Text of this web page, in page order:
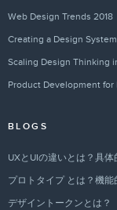
Web Design Trends 2018
Creating a Design
Scaling Design Thinking
Product Development for
BLOGS
UXとUIの違いとは？具体
プロトタイプ とは？機能
デザイントークンとは？